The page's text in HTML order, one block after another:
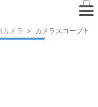
カメラ カメラスコープ